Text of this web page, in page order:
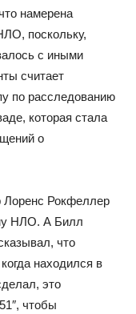
намерена
поскольку,
с иными
считает
по расследованию
которая стала
о
Лоренс Рокфеллер
НЛО. А Билл
что
находился в
это
чтобы